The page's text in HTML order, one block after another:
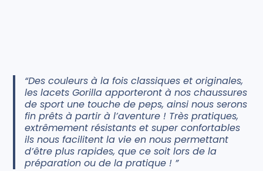
“Des couleurs à la fois classiques et originales,
les lacets Gorilla apporteront à nos chaussures
de sport une touche de peps, ainsi nous serons
fin prêts à partir à l’aventure ! Très pratiques,
extrêmement résistants et super confortables
ils nous facilitent la vie en nous permettant
d’être plus rapides, que ce soit lors de la
préparation ou de la pratique ! ”